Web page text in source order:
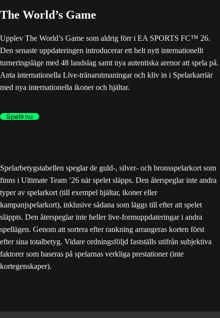
The World’s Game
Upplev The World’s Game som aldrig förr i EA SPORTS FC™ 26.
Den senaste uppdateringen introducerar ett helt nytt internationellt
turneringsläge med 48 landslag samt nya autentiska arenor att spela på.
Anta internationella Live-tränarutmaningar och kliv in i Spelarkarriär
med nya internationella ikoner och hjältar.
Spela nu
Spelarbetygstabellen speglar de guld-, silver- och bronsspelarkort som
finns i Ultimate Team ’26 när spelet släpps. Den återspeglar inte andra
typer av spelarkort (till exempel hjältar, ikoner eller
kampanjspelarkort), inklusive sådana som läggs till efter att spelet
släppts. Den återspeglar inte heller live-formuppdateringar i andra
spellägen. Genom att sortera efter rankning arrangeras korten först
efter sina totalbetyg. Vidare ordningsföljd fastställs utifrån subjektiva
faktorer som baseras på spelarnas verkliga prestationer (inte
kortegenskaper).